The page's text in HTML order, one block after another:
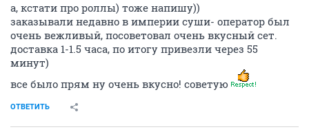
а, кстати про роллы) тоже напишу))
заказывали недавно в империи суши- оператор был
очень вежливый, посоветовал очень вкусный сет.
доставка 1-1.5 часа, по итогу привезли через 55
минут)
все было прям ну очень вкусно! советую
ОТВЕТИТЬ